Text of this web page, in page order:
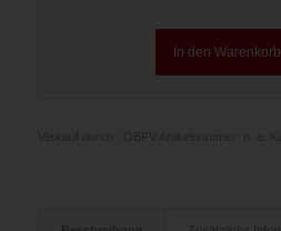
In den Warenkorb